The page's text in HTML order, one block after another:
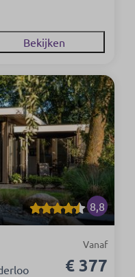
Bekijken
8,8
Vanaf
€ 377